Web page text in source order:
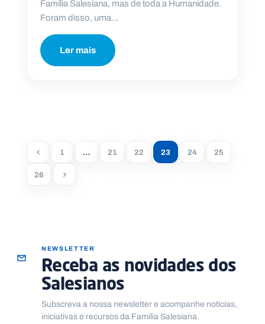
Família Salesiana, mas de toda a Humanidade.
Foram disso, uma...
Ler mais
1 … 21 22 23 24
25
26
NEWSLETTER
Receba as novidades dos
Salesianos
Subscreva a nossa newsletter e acompanhe notícias,
iniciativas e recursos da Família Salesiana.